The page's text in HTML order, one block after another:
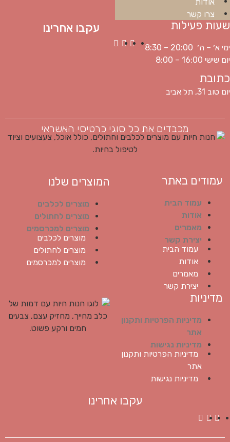
צרו קשר
שעות פעילות
ימי א׳ – ה׳ 20:00 – 8:30
יום שישי 16:00 – 8:00
כתובת
יום טוב 31, תל אביב
עקבו אחרינו
מכבדים את כל סוגי כרטיסי האשראי
עמודים באתר
עמוד הבית
אודות
מאמרים
יצירת קשר
עמוד הבית
אודות
מאמרים
יצירת קשר
המוצרים שלנו
מוצרים לכלבים
מוצרים לחתולים
מוצרים למכרסמים
מוצרים לכלבים
מוצרים לחתולים
מוצרים למכרסמים
מדיניות
מדיניות הפרטיות ותקנון
אתר
מדיניות נגישות
מדיניות הפרטיות ותקנון
אתר
מדיניות נגישות
עקבו אחרינו